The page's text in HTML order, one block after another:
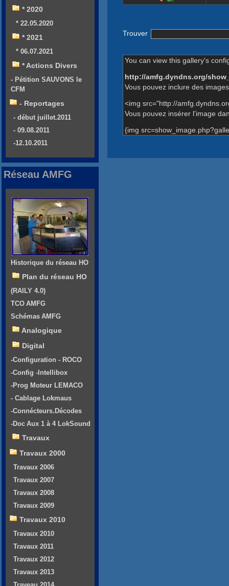
Trouver
You can view this gallery's
http://amfg.dyndns.org/
Vous pouvez inclure des
<img src="http://
Vous pouvez insérer l'image
{img
* 2020
* 22.05.2020
* 2021
* 06.07.2021
* Actions Divers
- Pétition SAUVONS le
CFM
- Reportages
- début juillet.2011
- 09.08.2011
-12.10.2011
Réseau AMFG
Historique du réseau HO
Plan du réseau HO
(RAILY 4.0)
TCO AMFG
Schémas AMFG
Analogique
Digital
-Configuration - ROCO
-Config -Intellibox
-Prog Moteur LEMACO
- Cablage Lokmaus
-Connécteurs.Décodes
-Doc Aux 1 à 4 LokSound
Travaux
Travaux 2000
Travaux 2006
Travaux 2007
Travaux 2008
Travaux 2009
Travaux 2010
Travaux 2010
Travaux 2011
Travaux 2012
Travaux 2013